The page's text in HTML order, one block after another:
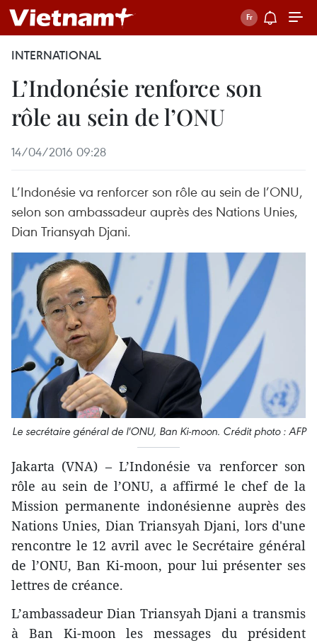
INTERNATIONAL
L’Indonésie renforce son
rôle au sein de l’ONU
14/04/2016 09:28
L’Indonésie va renforcer son rôle au sein de l’ONU,
selon son ambassadeur auprès des Nations Unies,
Dian Triansyah Djani.
Le secrétaire général de l'ONU, Ban Ki-moon. Crédit photo : AFP
Jakarta (VNA) – L’Indonésie va renforcer son
rôle au sein de l’ONU, a affirmé le chef de la
Mission permanente indonésienne auprès des
Nations Unies, Dian Triansyah Djani, lors d'une
rencontre le 12 avril avec le Secrétaire général
de l’ONU, Ban Ki-moon, pour lui présenter ses
lettres de créance.
L’ambassadeur Dian Triansyah Djani a transmis
à Ban Ki-moon les messages du président